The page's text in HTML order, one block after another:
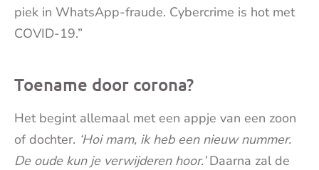
piek in WhatsApp-fraude. Cybercrime is hot met
COVID-19.”
Toename door corona?
Het begint allemaal met een appje van een zoon
of dochter. ‘Hoi mam, ik heb een nieuw nummer.
De oude kun je verwijderen hoor.’Daarna zal de